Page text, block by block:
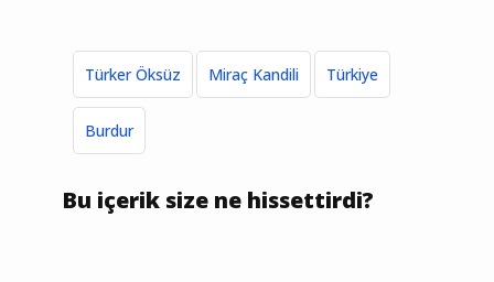
Türker Öksüz Miraç Kandili Türkiye
Burdur
Bu içerik size ne hissettirdi?